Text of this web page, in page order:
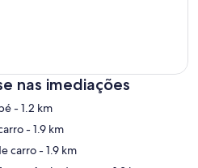
Mapa
nas imediações
- 1.2 km
- 1.9 km
carro- 1.9 km